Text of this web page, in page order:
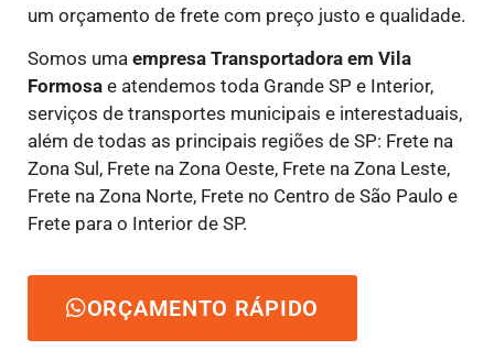
um orçamento de frete com preço justo e qualidade.
Somos uma empresa Transportadora em Vila
Formosa e atendemos toda Grande SP e Interior,
serviços de transportes municipais e interestaduais,
além de todas as principais regiões de SP: Frete na
Zona Sul, Frete na Zona Oeste, Frete na Zona Leste,
Frete na Zona Norte, Frete no Centro de São Paulo e
Frete para o Interior de SP.
ORÇAMENTO RÁPIDO